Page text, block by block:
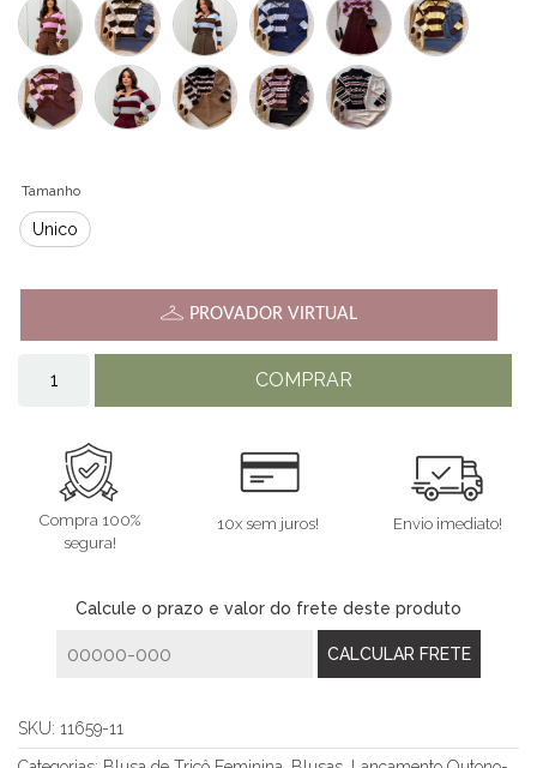
Tamanho
Único
PROVADOR VIRTUAL
COMPRAR
Compra 100%
segura!
10x sem juros! Envio imediato!
Calcule o prazo e valor do frete deste produto
SKU: 11659-11